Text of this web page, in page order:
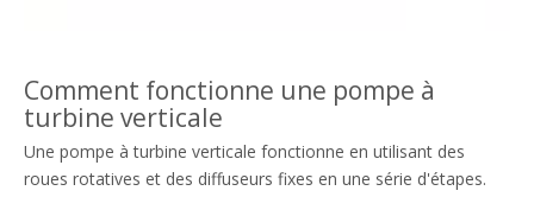
Comment fonctionne une pompe à
turbine verticale
Une pompe à turbine verticale fonctionne en utilisant des
roues rotatives et des diffuseurs fixes en une série d'étapes.